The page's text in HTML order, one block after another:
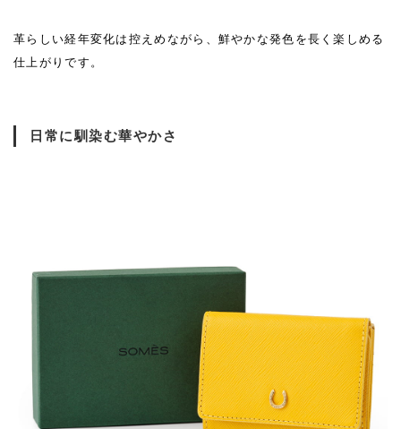
革らしい経年変化は控えめながら、鮮やかな発色を長く楽しめる
仕上がりです。
日常に馴染む華やかさ